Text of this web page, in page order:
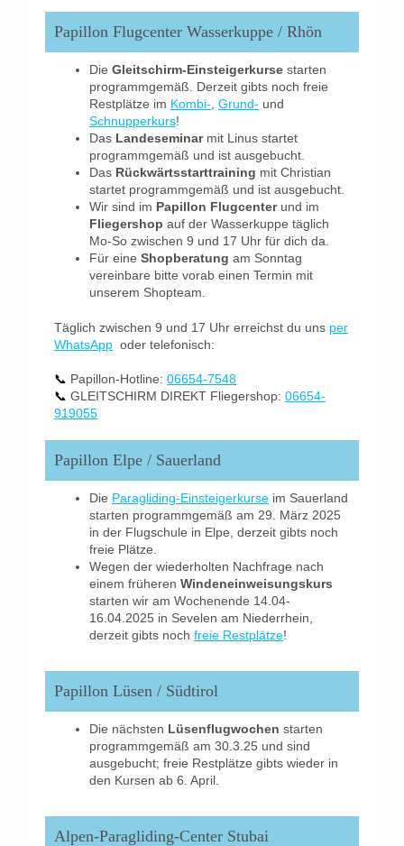
Papillon Flugcenter Wasserkuppe / Rhön
Die Gleitschirm-Einsteigerkurse starten
programmgemäß. Derzeit gibts noch freie
Restplätze im Kombi- Grund- und
Schnupperkurs!
Das Landeseminar mit Linus startet
programmgemäß und ist ausgebucht.
Das Rückwärtsstarttraining mit Christian
startet programmgemäß und ist ausgebucht.
Wir sind im Papillon Flugcenter und im
Fliegershop auf der Wasserkuppe täglich
Mo-So zwischen 9 und 17 Uhr für dich da.
Für eine Shopberatung am Sonntag
vereinbare bitte vorab einen Termin mit
unserem Shopteam.
Täglich zwischen 9 und 17 Uhr erreichst du uns per
WhatsApp oder telefonisch:
📞 Papillon-Hotline: 06654-7548
📞 GLEITSCHIRM DIREKT Fliegershop: 06654-
919055
Papillon Elpe / Sauerland
Die Paragliding-Einsteigerkurse im Sauerland
starten programmgemäß am 29. März 2025
in der Flugschule in Elpe, derzeit gibts noch
freie Plätze.
Wegen der wiederholten Nachfrage nach
einem früheren Windeneinweisungskurs
starten wir am Wochenende 14.04-
16.04.2025 in Sevelen am Niederrhein,
derzeit gibts noch freie Restplätze!
Papillon Lüsen / Südtirol
Die nächsten Lüsenflugwochen starten
programmgemäß am 30.3.25 und sind
ausgebucht; freie Restplätze gibts wieder in
den Kursen ab 6. April.
Alpen-Paragliding-Center Stubai